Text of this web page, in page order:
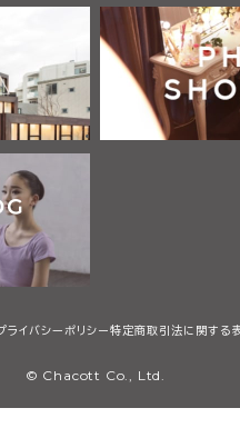
ライバシーポリシー 特定商取引法に関する
© Chacott Co., Ltd.